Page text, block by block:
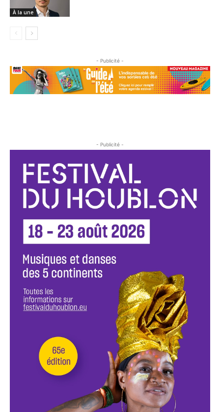
À la une
- Publicité -
- Publicité -